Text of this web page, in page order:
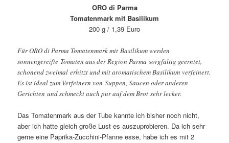
ORO di Parma
Tomatenmark mit Basilikum
200 g / 1,39 Euro
Für ORO di Parma Tomatenmark mit Basilikum werden
sonnengereifte Tomaten aus der Region Parma sorgfältig geerntet,
schonend zweimal erhitzt und mit aromatischem Basilikum verfeinert.
Es ist ideal zum Verfeinern von Suppen, Saucen oder anderen
Gerichten und schmeckt auch pur auf dem Brot sehr lecker.
Das Tomatenmark aus der Tube kannte ich bisher noch nicht,
aber ich hatte gleich große Lust es auszuprobieren. Da ich sehr
gerne eine Paprika-Zucchini-Pfanne esse, habe ich es mit 2